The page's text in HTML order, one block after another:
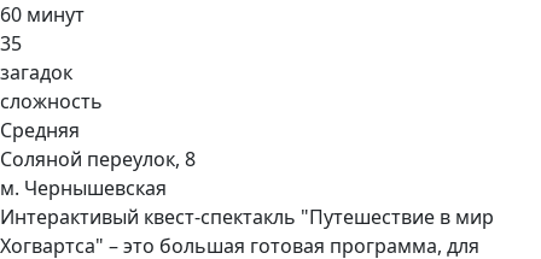
60 минут
35
загадок
сложность
Средняя
Соляной переулок, 8
м. Чернышевская
Интерактивый квест-спектакль "Путешествие в мир
Хогвартса" – это большая готовая программа, для